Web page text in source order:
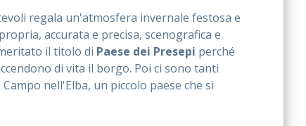
regala un'atmosfera invernale festosa e
accurata e precisa, scenografica e
il titolo di Paese dei Presepi perché
di vita il borgo. Poi ci sono tanti
nell'Elba, un piccolo paese che si